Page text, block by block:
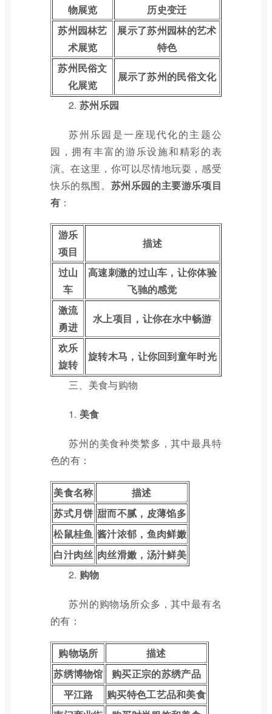
物展览
历史变迁
苏州园林艺
术展览
展示了苏州园林的艺术
特色
苏州民俗文
化展览
展示了苏州的民俗文化
2. 苏州乐园
苏州乐园是一座现代化的主题公
园，拥有丰富的游乐设施和精彩的表
演。在这里，你可以尽情地玩耍，感受
快乐的氛围。 苏州乐园的主要游乐项目
有 ：
游乐
项目
描述
过山
车
高速刺激的过山车，让你体验
飞驰的感觉
激流
勇进
水上项目，让你在水中畅游
欢乐
旋转
旋转木马，让你回到童年时光
三、美食与购物
1. 美食
苏州的美食种类繁多，其中最具特
色的有：
美食名称
描述
苏式月饼 甜而不腻，皮薄馅多
松鼠桂鱼 酱汁浓郁，鱼肉鲜嫩
白汁肉丝 肉丝滑嫩，汤汁鲜美
2. 购物
苏州的购物场所众多，其中最有名
的有：
购物场所
描述
苏绣博物馆
购买正宗的苏绣产品
平江路
购买特色工艺品和美食